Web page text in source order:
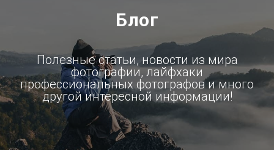
Блог
Полезные статьи, новости из мира
фотографии, лайфхаки
профессиональных фотографов и много
другой интересной информации!